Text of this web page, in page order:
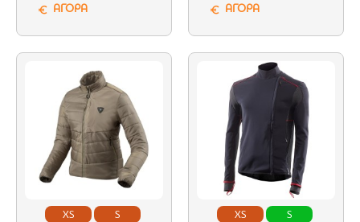
ΑΓΟΡΑ ΑΓΟΡΑ
XS S XS S